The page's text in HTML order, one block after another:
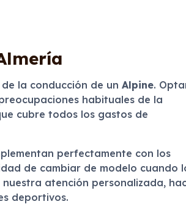
la conducción de un Alpine.
habituales de la
cubre todos los gastos de
perfectamente con los
de cambiar de modelo cuando
atención personalizada,
deportivos.